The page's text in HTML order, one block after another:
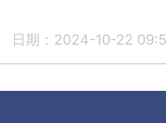
日期：2024-10-22